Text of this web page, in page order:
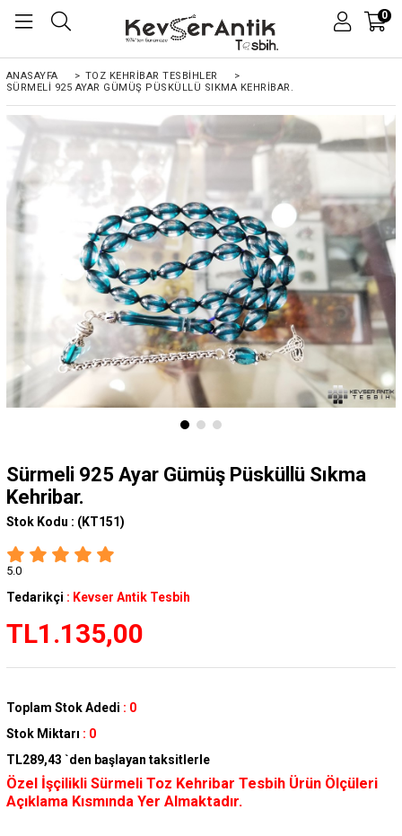
0
ANASAYFA > TOZ KEHRIBAR TESBIHLER
>
SÜRMELI 925 AYAR GÜMÜŞ PÜSKÜLLÜ SIKMA KEHRIBAR.
Sürmeli 925 Ayar Gümüş Püsküllü Sıkma
Kehribar.
Stok Kodu : (KT151)
5.0
Tedarikçi : Kevser Antik Tesbih
TL1.135,00
Toplam Stok Adedi : 0
Stok Miktarı : 0
TL289,43 `den başlayan taksitlerle
Özel İşçilikli Sürmeli Toz Kehribar Tesbih Ürün Ölçüleri
Açıklama Kısmında Yer Almaktadır.